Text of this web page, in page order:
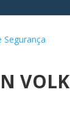
Segurança
VOLK